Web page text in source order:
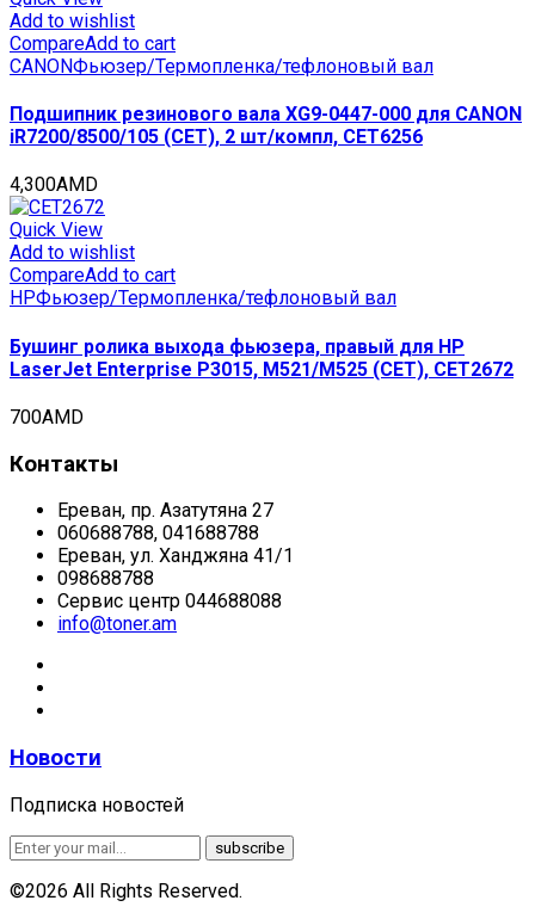
Add to wishlist
CompareAdd to cart
CANONФьюзер/Термопленка/тефлоновый вал
Подшипник резинового вала XG9-0447-000 для CANON
iR7200/8500/105 (CET), 2 шт/компл, CET6256
4,300AMD
Quick View
Add to wishlist
CompareAdd to cart
HPФьюзер/Термопленка/тефлоновый вал
Бушинг ролика выхода фьюзера, правый для HP
LaserJet Enterprise P3015, M521/M525 (CET), CET2672
700AMD
Контакты
Ереван, пр. Азатутяна 27
060688788, 041688788
Ереван, ул. Ханджяна 41/1
098688788
Сервис центр 044688088
info@toner.am
Новости
Подписка новостей
©2026 All Rights Reserved.